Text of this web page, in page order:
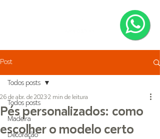
Post
Todos posts
Madeira
Decoração
Todos posts
Pés personalizados: como
escolher o modelo certo
26 de abr. de 2023 2 min de leitura